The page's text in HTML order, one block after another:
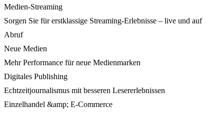
Medien-Streaming
Sorgen Sie für erstklassige Streaming-Erlebnisse – live und auf
Abruf
Neue Medien
Mehr Performance für neue Medienmarken
Digitales Publishing
Echtzeitjournalismus mit besseren Lesererlebnissen
Einzelhandel &amp; E-Commerce